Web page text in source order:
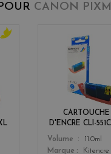
CANON
CARTOUCHE
D'ENCRE CLI-
Color
Volume
11.0ml
Marque
Kitencre